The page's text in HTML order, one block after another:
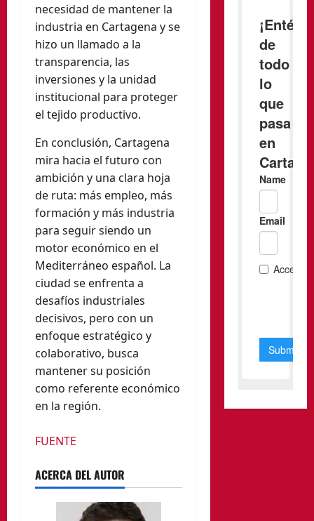
necesidad de mantener la
industria en Cartagena y se
hizo un llamado a la
transparencia, las
inversiones y la unidad
institucional para proteger
el tejido productivo.
En conclusión, Cartagena
mira hacia el futuro con
ambición y una clara hoja
de ruta: más empleo, más
formación y más industria
para seguir siendo un
motor económico en el
Mediterráneo español. La
ciudad se enfrenta a
desafíos industriales
decisivos, pero con un
enfoque estratégico y
colaborativo, busca
mantener su posición
como referente económico
en la región.
FUENTE
ACERCA DEL AUTOR